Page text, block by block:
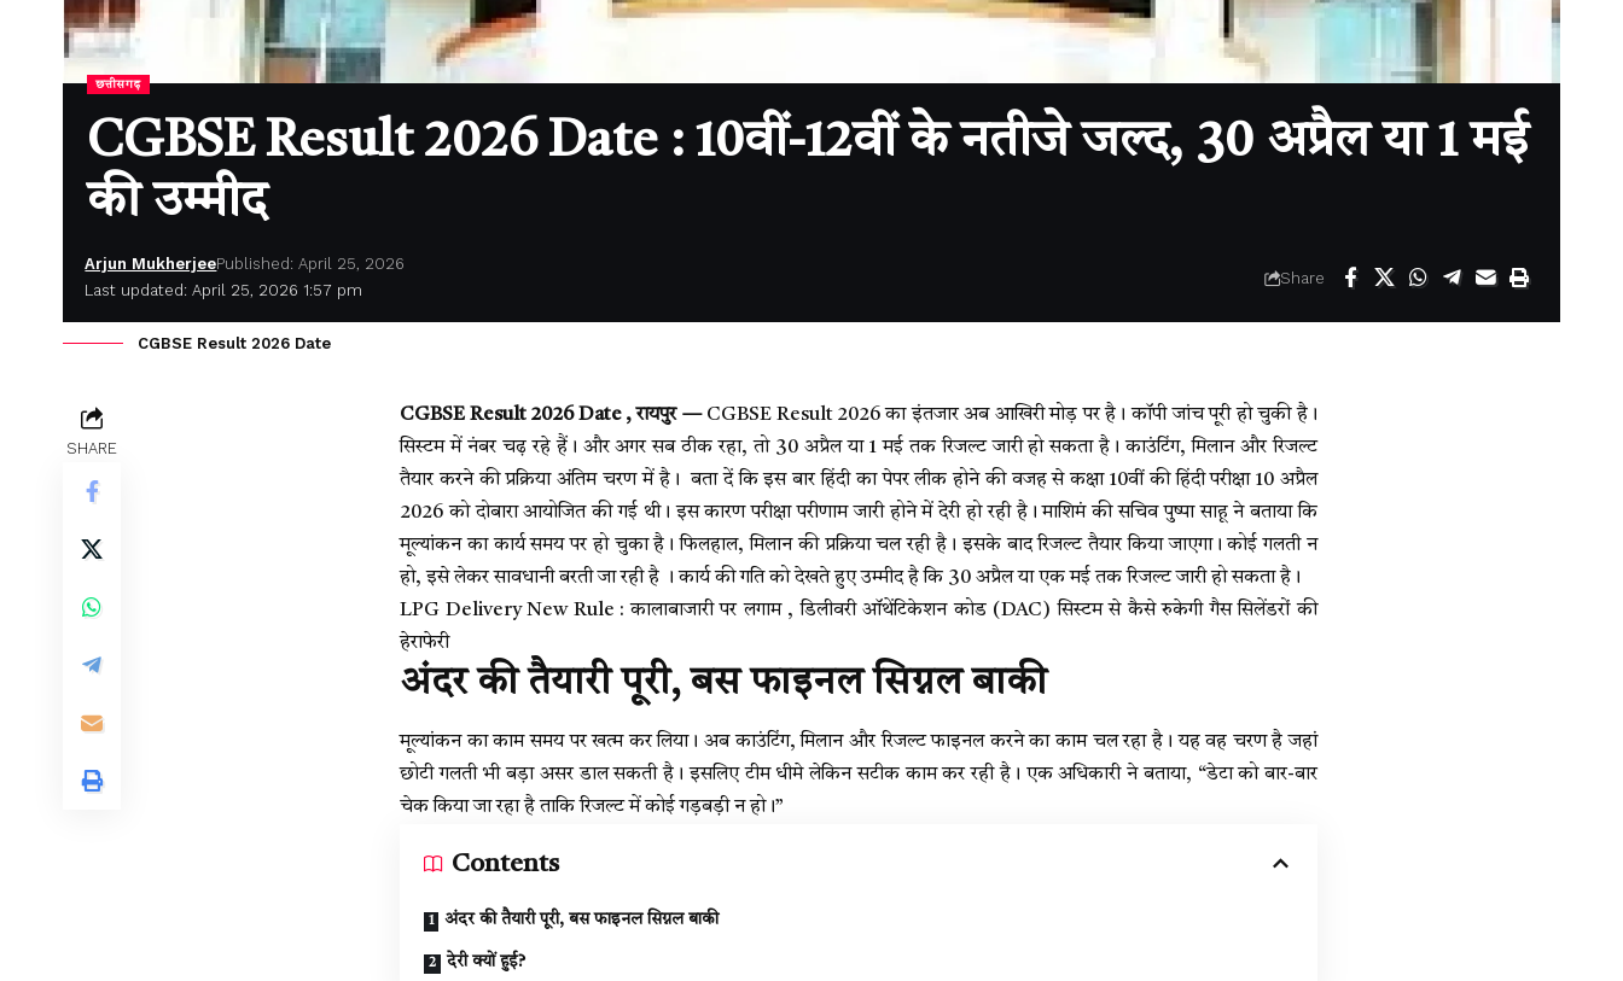
छत्तीसगढ़
CGBSE Result 2026 Date : 10वीं-12वीं के नतीजे जल्द, 30 अप्रैल या 1 मई
की उम्मीद
Last updated: April 25, 2026 1:57 pm
Arjun MukherjeePublished: April 25, 2026
Share
CGBSE Result 2026 Date
SHARE
CGBSE Result 2026 Date , रायपुर —CGBSE Result 2026 का इंतजार अब आखिरी मोड़ पर है। कॉपी जांच पूरी हो चुकी है।
सिस्टम में नंबर चढ़ रहे हैं। और अगर सब ठीक रहा, तो 30 अप्रैल या 1 मई तक रिजल्ट जारी हो सकता है। काउंटिंग, मिलान और रिजल्ट
तैयार करने की प्रक्रिया अंतिम चरण में है। बता दें कि इस बार हिंदी का पेपर लीक होने की वजह से कक्षा 10वीं की हिंदी परीक्षा 10 अप्रैल
2026 को दोबारा आयोजित की गई थी। इस कारण परीक्षा परीणाम जारी होने में देरी हो रही है। माशिमं की सचिव पुष्पा साहू ने बताया कि
मूल्यांकन का कार्य समय पर हो चुका है। फिलहाल, मिलान की प्रक्रिया चल रही है। इसके बाद रिजल्ट तैयार किया जाएगा। कोई गलती न
हो, इसे लेकर सावधानी बरती जा रही है । कार्य की गति को देखते हुए उम्मीद है कि 30 अप्रैल या एक मई तक रिजल्ट जारी हो सकता है।
LPG Delivery New Rule : कालाबाजारी पर लगाम , डिलीवरी ऑथेंटिकेशन कोड (DAC) सिस्टम से कैसे रुकेगी गैस सिलेंडरों की
हेराफेरी
अंदर की तैयारी पूरी, बस फाइनल सिग्नल बाकी
मूल्यांकन का काम समय पर खत्म कर लिया। अब काउंटिंग, मिलान और रिजल्ट फाइनल करने का काम चल रहा है। यह वह चरण है जहां
छोटी गलती भी बड़ा असर डाल सकती है। इसलिए टीम धीमे लेकिन सटीक काम कर रही है। एक अधिकारी ने बताया, “डेटा को बार-बार
चेक किया जा रहा है ताकि रिजल्ट में कोई गड़बड़ी न हो।”
Contents
अंदर की तैयारी पूरी, बस फाइनल सिग्नल बाकी
देरी क्यों हुई?